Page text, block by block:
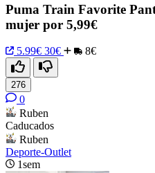
Puma Train Favorite
mujer por 5,99€
5.99€ 30€ 8€
276
0
Ruben
Caducados
Ruben
Deporte-Outlet
1sem